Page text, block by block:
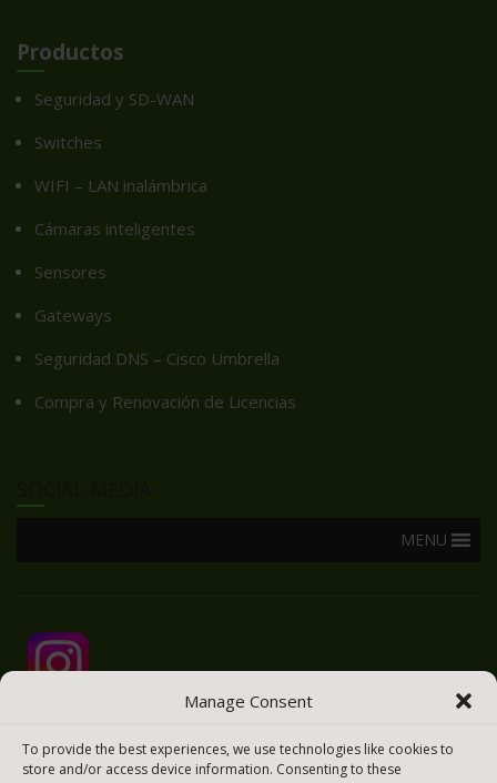
Manage Consent
To provide the best experiences, we use technologies like cookies to
store and/or access device information. Consenting to these
Productos
Seguridad y SD-WAN
Switches
WIFI – LAN inalámbrica
Cámaras inteligentes
Sensores
Gateways
Seguridad DNS – Cisco Umbrella
Compra y Renovación de Licencias
MENU